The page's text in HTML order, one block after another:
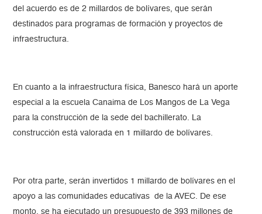
del acuerdo es de 2 millardos de bolívares, que serán
destinados para programas de formación y proyectos de
infraestructura.
En cuanto a la infraestructura física, Banesco hará un aporte
especial a la escuela Canaima de Los Mangos de La Vega
para la construcción de la sede del bachillerato. La
construcción está valorada en 1 millardo de bolívares.
Por otra parte, serán invertidos 1 millardo de bolívares en el
apoyo a las comunidades educativas de la AVEC. De ese
monto, se ha ejecutado un presupuesto de 393 millones de